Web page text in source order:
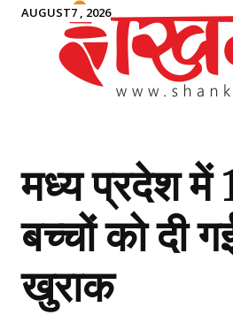
AUGUST7 , 2026
मध्य प्रदेश में
बच्चों को दी
खुराक